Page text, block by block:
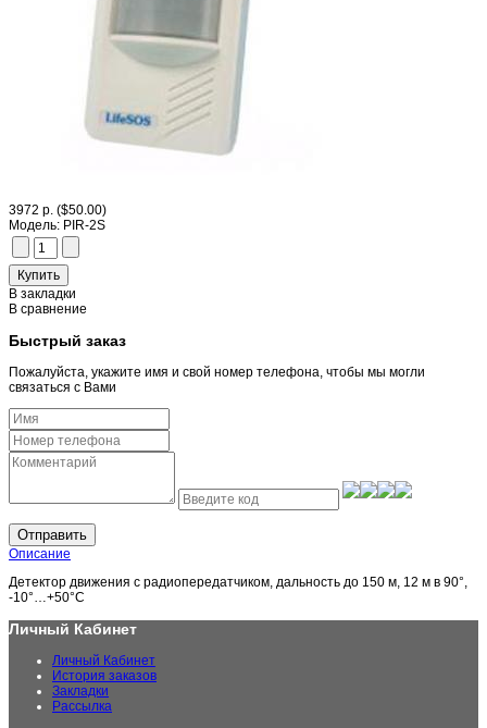
3972 р. ($50.00)
Модель: PIR-2S
В закладки
В сравнение
Быстрый заказ
Пожалуйста, укажите имя и свой номер телефона, чтобы мы могли
связаться с Вами
Отправить
Описание
Детектор движения с радиопередатчиком, дальность до 150 м, 12 м в 90°,
-10°…+50°С
Личный Кабинет
Личный Кабинет
История заказов
Закладки
Рассылка